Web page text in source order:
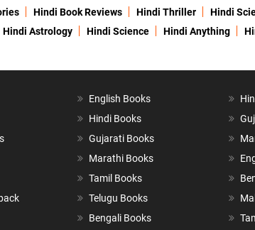
Hindi Book Reviews Hindi Thriller Hindi
Hindi Astrology
Hindi Science Hindi Anything
English Books
Hindi Books
Gujarati Books
Marathi Books
Tamil Books
Telugu Books
Bengali Books